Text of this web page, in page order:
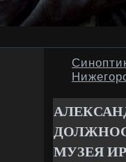
МУЗЕЯ